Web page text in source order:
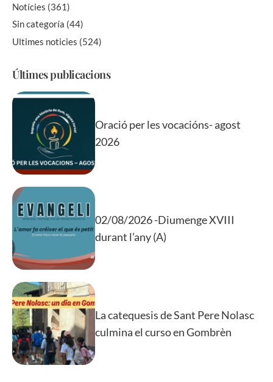
Notícies (361)
Sin categoría (44)
Ultimes noticies (524)
Últimes publicacions
Oració per les vocacións- agost
2026
02/08/2026 -Diumenge XVIII
durant l’any (A)
La catequesis de Sant Pere Nolasc
culmina el curso en Gombrèn